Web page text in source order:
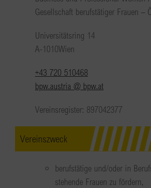
Gesellschaft berufstätiger Frauen –
Universitätsring 14
A-1010Wien
+43 720 510468
bpw.austria @ bpw.at
Vereinsregister: 897042377
Vereinszweck
berufstätige und/oder in
stehende Frauen zu fördern,